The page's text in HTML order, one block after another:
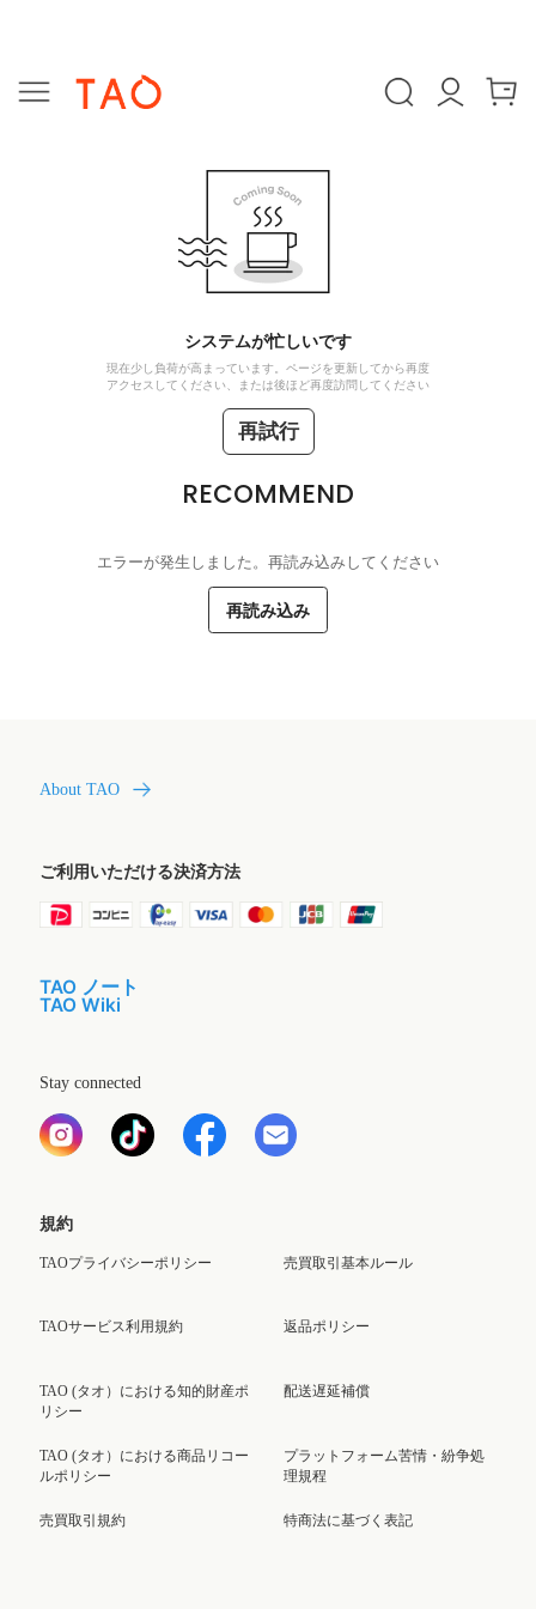
システムが忙しいです
現在少し負荷が高まっています。ページを更新してから再度
アクセスしてください、または後ほど再度訪問してください
再試行
RECOMMEND
エラーが発生しました。再読み込みしてください
再読み込み
About TAO
ご利用いただける決済方法
TAO ノート
TAO Wiki
Stay connected
規約
TAOプライバシーポリシー
TAOサービス利用規約
TAO (タオ）における知的財産ポ
リシー
TAO (タオ）における商品リコー
ルポリシー
売買取引規約
売買取引基本ルール
返品ポリシー
配送遅延補償
プラットフォーム苦情・紛争処
理規程
特商法に基づく表記